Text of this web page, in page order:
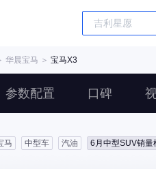
华晨宝马 ＞ 宝马X3
参数配置 口碑
马 中型车 汽油 6月中型SUV销量